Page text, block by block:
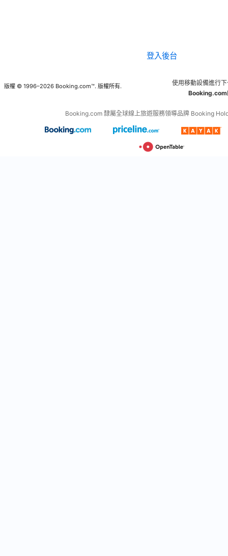
登入後台
版權 © 1996–2026 Booking.com™. 版權所有.
使用移動設備進行
Booking.com
Booking.com 隸屬全球線上旅遊服務領導品牌 Booking